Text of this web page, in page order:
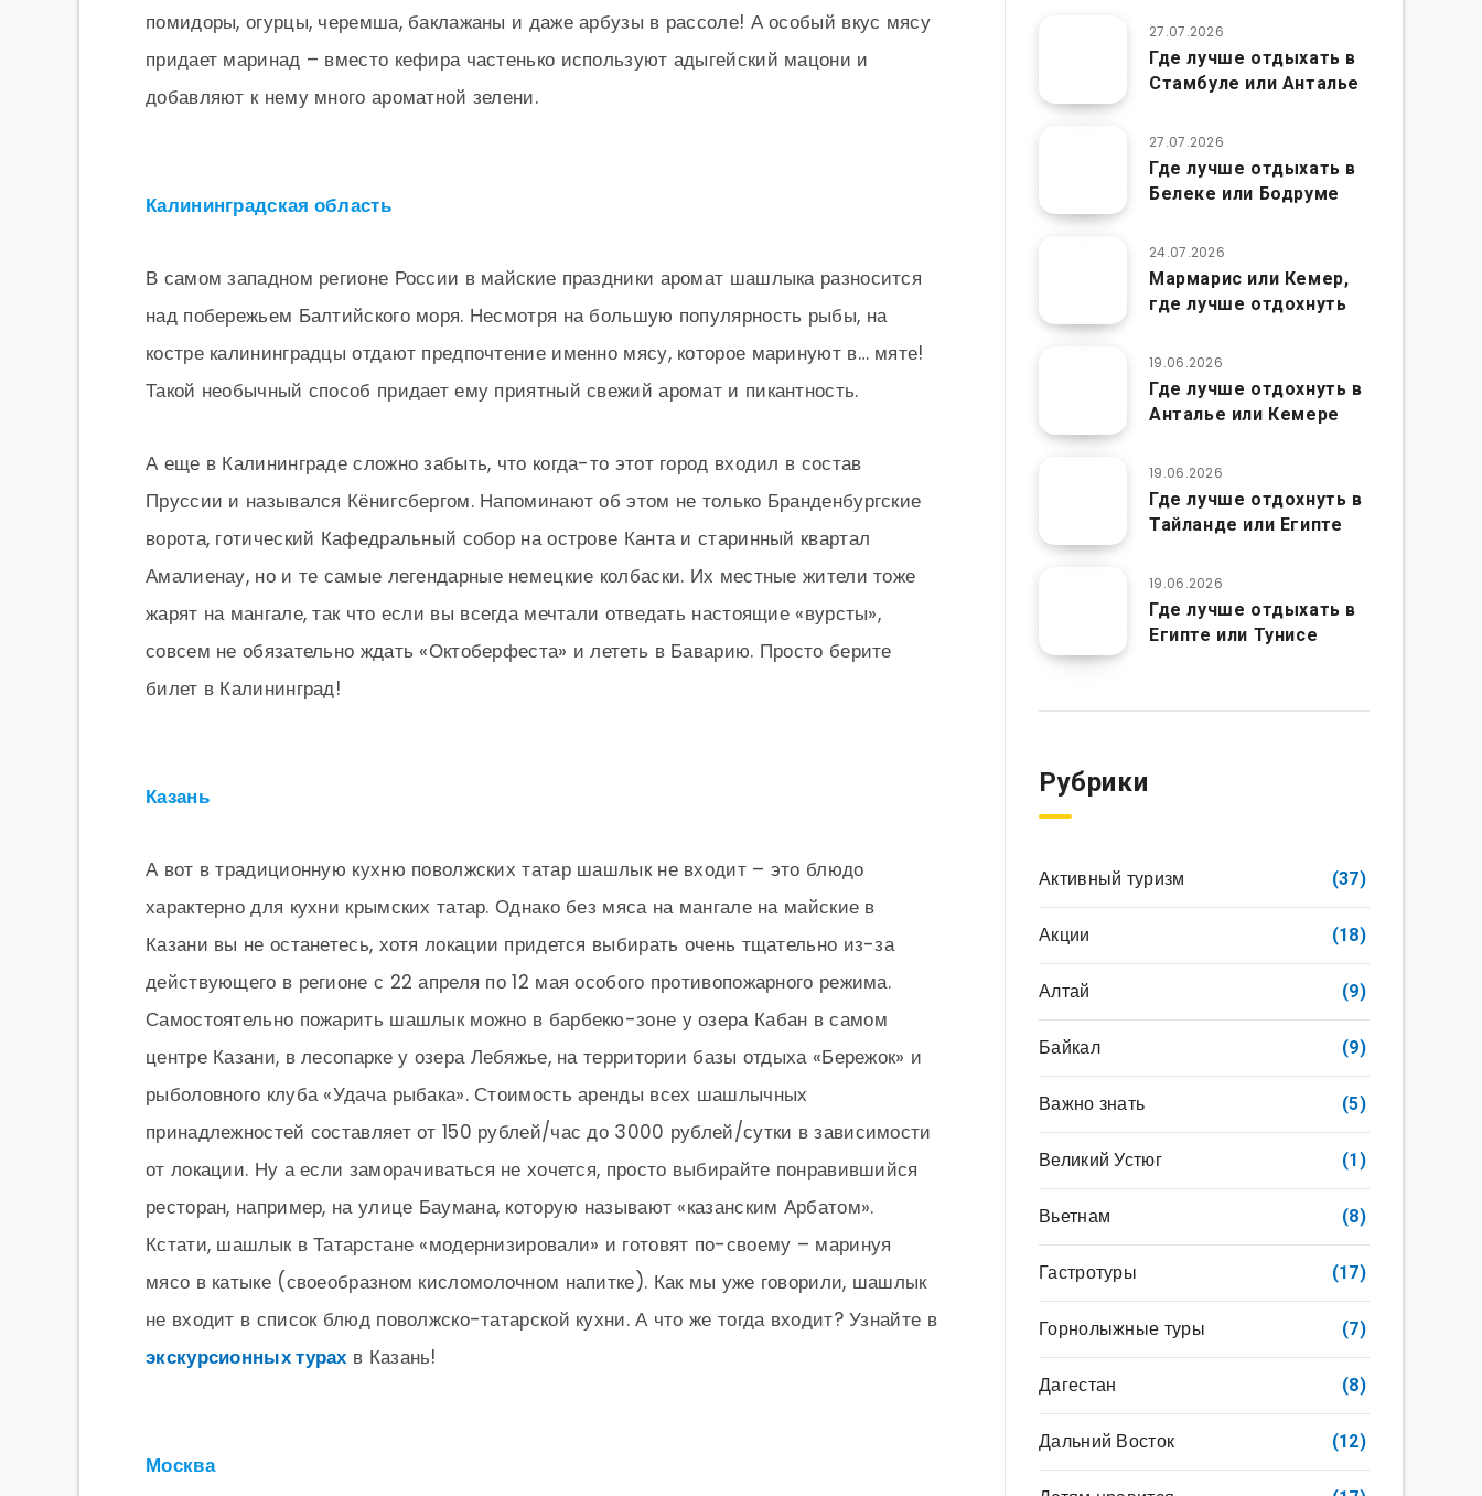
помидоры, огурцы, черемша, баклажаны и даже арбузы в рассоле! А особый вкус мясу
придает маринад – вместо кефира частенько используют адыгейский мацони и
добавляют к нему много ароматной зелени.
Калининградская область
В самом западном регионе России в майские праздники аромат шашлыка разносится
над побережьем Балтийского моря. Несмотря на большую популярность рыбы, на
костре калининградцы отдают предпочтение именно мясу, которое маринуют в… мяте!
Такой необычный способ придает ему приятный свежий аромат и пикантность.
А еще в Калининграде сложно забыть, что когда-то этот город входил в состав
Пруссии и назывался Кёнигсбергом. Напоминают об этом не только Бранденбургские
ворота, готический Кафедральный собор на острове Канта и старинный квартал
Амалиенау, но и те самые легендарные немецкие колбаски. Их местные жители тоже
жарят на мангале, так что если вы всегда мечтали отведать настоящие «вурсты»,
совсем не обязательно ждать «Октоберфеста» и лететь в Баварию. Просто берите
билет в Калининград!
Казань
А вот в традиционную кухню поволжских татар шашлык не входит – это блюдо
характерно для кухни крымских татар. Однако без мяса на мангале на майские в
Казани вы не останетесь, хотя локации придется выбирать очень тщательно из-за
действующего в регионе с 22 апреля по 12 мая особого противопожарного режима.
Самостоятельно пожарить шашлык можно в барбекю-зоне у озера Кабан в самом
центре Казани, в лесопарке у озера Лебяжье, на территории базы отдыха «Бережок» и
рыболовного клуба «Удача рыбака». Стоимость аренды всех шашлычных
принадлежностей составляет от 150 рублей/час до 3000 рублей/сутки в зависимости
от локации. Ну а если заморачиваться не хочется, просто выбирайте понравившийся
ресторан, например, на улице Баумана, которую называют «казанским Арбатом».
Кстати, шашлык в Татарстане «модернизировали» и готовят по-своему – маринуя
мясо в катыке (своеобразном кисломолочном напитке). Как мы уже говорили, шашлык
не входит в список блюд поволжско-татарской кухни. А что же тогда входит? Узнайте в
экскурсионных турах в Казань!
Москва
27.07.2026
Где лучше отдыхать в
Стамбуле или Анталье
27.07.2026
Где лучше отдыхать в
Белеке или Бодруме
24.07.2026
Мармарис или Кемер,
где лучше отдохнуть
19.06.2026
Где лучше отдохнуть в
Анталье или Кемере
19.06.2026
Где лучше отдохнуть в
Тайланде или Египте
19.06.2026
Где лучше отдыхать в
Египте или Тунисе
Рубрики
Активный туризм (37)
Акции (18)
Алтай (9)
Байкал (9)
Важно знать (5)
Великий Устюг (1)
Вьетнам (8)
Гастротуры (17)
Горнолыжные туры (7)
Дагестан (8)
Дальний Восток (12)